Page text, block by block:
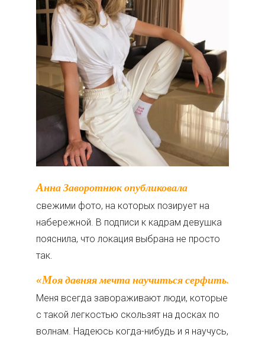
Анна Заворотнюк опубликовала
свежими фото, на которых позирует на
набережной. В подписи к кадрам девушка
пояснила, что локация выбрана не просто
так.
«Моя давняя мечта научиться серфить.
Меня всегда завораживают люди, которые
с такой легкостью скользят на досках по
волнам. Надеюсь когда-нибудь и я научусь,